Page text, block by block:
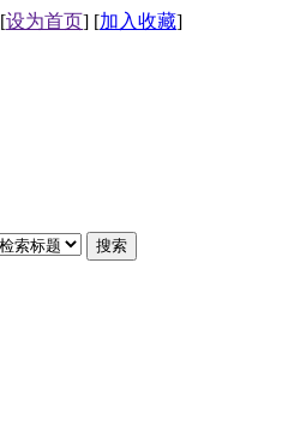
[设为首页] [加入收藏]
搜索